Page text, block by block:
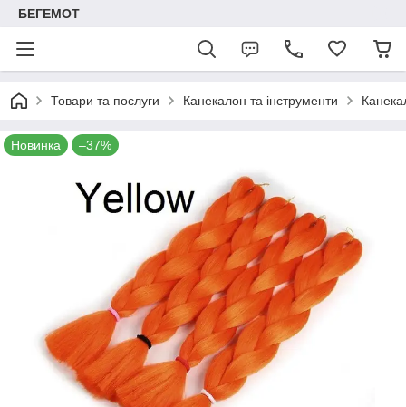
БЕГЕМОТ
Товари та послуги Канекалон та інструменти
Новинка –37%